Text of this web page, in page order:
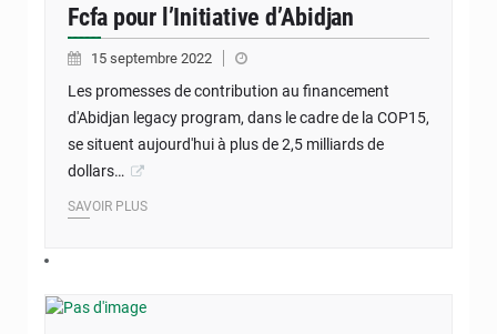
Fcfa pour l’Initiative d’Abidjan
15 septembre 2022
Les promesses de contribution au financement
d'Abidjan legacy program, dans le cadre de la COP15,
se situent aujourd'hui à plus de 2,5 milliards de
dollars…
SAVOIR PLUS